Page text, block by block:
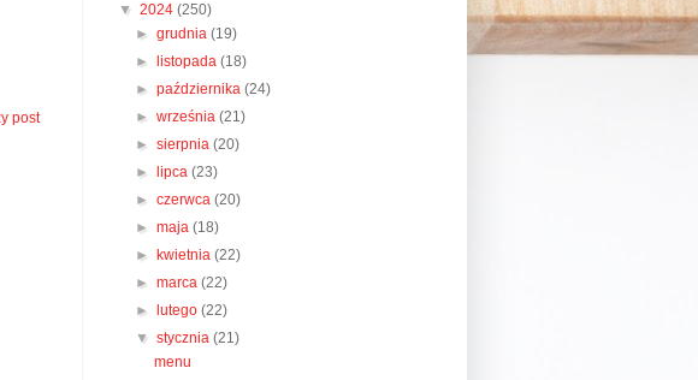
post
▼ 2024 (250)
►grudnia(19)
►
listopada(18)
►października(24)
►września(21)
►sierpnia(20)
►
lipca(23)
►czerwca(20)
►maja(18)
►
kwietnia(22)
►marca(22)
►
lutego(22)
▼stycznia(21)
menu